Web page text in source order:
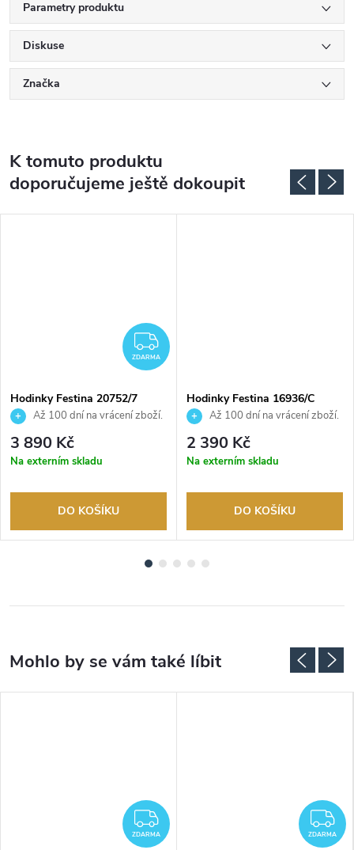
Parametry produktu
Diskuse
Značka
K tomuto produktu
doporučujeme ještě dokoupit
ZDARMA
ZDARMA
Hodinky Festina 20752/7
Až 100 dní na vrácení zboží.
Autorizovaný prodejce.
3 890 Kč
Na externím skladu
DO KOŠÍKU
Hodinky Festina 16936/C
Až 100 dní na vrácení zboží.
Autorizovaný prodejce.
2 390 Kč
Na externím skladu
DO KOŠÍKU
ZDARMA
ZDARMA ZDARMA